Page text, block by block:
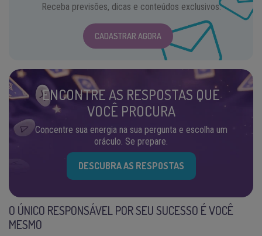
Receba previsões, dicas e conteúdos exclusivos.
CADASTRAR AGORA
ENCONTRE AS RESPOSTAS QUE
VOCÊ PROCURA
Concentre sua energia na sua pergunta e escolha um
oráculo. Se prepare.
DESCUBRA AS RESPOSTAS
O ÚNICO RESPONSÁVEL POR SEU SUCESSO É VOCÊ
MESMO